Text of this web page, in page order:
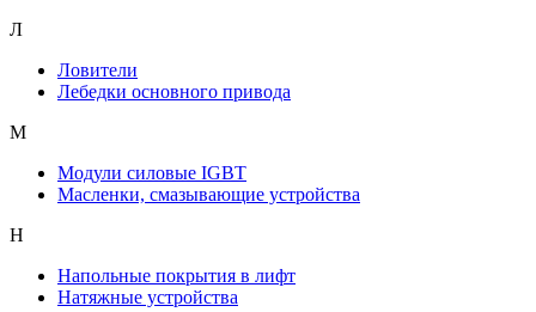
Л
Ловители
Лебедки основного привода
М
Модули силовые IGBT
Масленки, смазывающие устройства
Н
Напольные покрытия в лифт
Натяжные устройства